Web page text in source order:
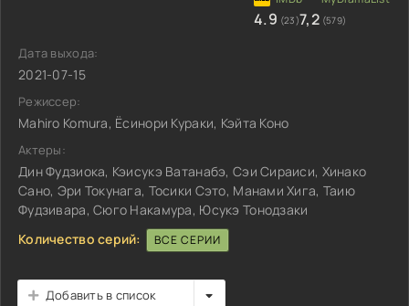
4.9 (23)7,2 (579)
Дата выхода:
2021-07-15
Режиссер:
Mahiro Komura, Ёсинори Кураки, Кэйта Коно
Актеры:
Дин Фудзиока, Кэисукэ Ватанабэ, Сэи Сираиси, Хинако
Сано, Эри Токунага, Тосики Сэто, Манами Хига, Таию
Фудзивара, Сюго Накамура, Юсукэ Тонодзаки
Количество серий:
ВСЕ СЕРИИ
Добавить в список